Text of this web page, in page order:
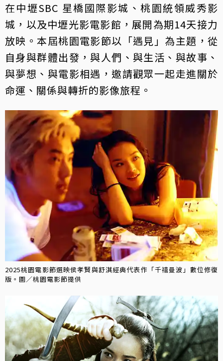
在中壢SBC 星橋國際影城、桃園統領威秀影
城，以及中壢光影電影館，展開為期14天接力
放映。本屆桃園電影節以「遇見」為主題，從
自身與群體出發，與人們、與生活、與故事、
與夢想、與電影相遇，邀請觀眾一起走進關於
命運、關係與轉折的影像旅程。
2025桃園電影節選映侯孝賢與舒淇經典代表作「千禧曼波」數位修復
版。圖／桃園電影節提供